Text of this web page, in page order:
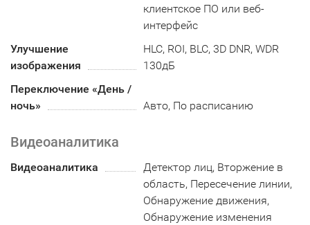
клиентское ПО или веб-
интерфейс
Улучшение
изображения
HLC, ROI, BLC, 3D DNR, WDR
130дБ
Переключение «День /
ночь»
Авто, По расписанию
Видеоаналитика
Видеоаналитика
Детектор лиц, Вторжение в
область, Пересечение линии,
Обнаружение движения,
Обнаружение изменения